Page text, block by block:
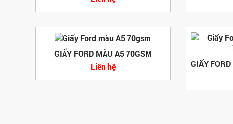
GIẤY FORD MÀU A5 70GSM
Liên hệ